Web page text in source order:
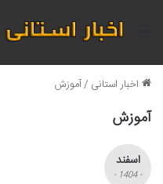
منو
اخبار استانی /آموزش
آموزش
اسفند
- 1404 -